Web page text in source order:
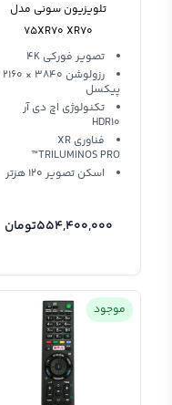
تلویزیون سونی مدل
75XR70 XR70
تصویر فورکی 4K
رزولوشن 3840 × 2160
پیکسل
تکنولوژی اچ دی آر
HDR10
فناوری XR
TRILUMINOS PRO™
اسکن تصویر 120 هزتر
554,400,000تومان
موجود